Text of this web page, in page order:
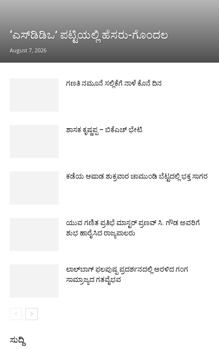
‘ಎಸ್‌ಡಿಡಿಒ’ ಪಟ್ಟಿಯಲ್ಲಿ ಹೆಸರು-ಗೊಂದಲ
August 7, 2026
ಗಣತಿ ನಮೂನೆ ಸಲ್ಲಿಕೆಗೆ ನಾಳೆ ಕೊನೆ ದಿನ
ಶಾಸಕ ಕೃಷ್ಣಪ್ಪ – ಬಿಕೆಎಚ್ ಭೇಟಿ
ಕಡೆಯ ಆಷಾಡ ಶುಕ್ರವಾರ ಚಾಮುಂಡಿ ಬೆಟ್ಟದಲ್ಲಿ ಭಕ್ತ ಸಾಗರ
ಯುವ ಗಣಿತ ಪ್ರತಿಭೆ ಮಾಸ್ಟರ್ ಪ್ರಣವ್ ಸಿ. ಗೌಡ ಅವರಿಗೆ
ಶುಭ ಹಾರೈಸಿದ ರಾಜ್ಯಪಾಲರು
ಲಾಲ್‌ಬಾಗ್ ಫಲಪುಷ್ಪ ಪ್ರದರ್ಶನದಲ್ಲಿ ಅರಳಿದ ಗಂಗ
ಸಾಮ್ರಾಜ್ಯದ ಗತವೈಭವ
ಸುದ್ದಿ